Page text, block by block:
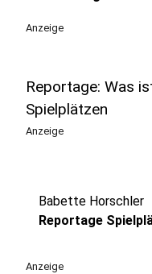
Anzeige
Reportage: Was
Spielplätzen
Anzeige
Babette Horschler
Reportage
Anzeige